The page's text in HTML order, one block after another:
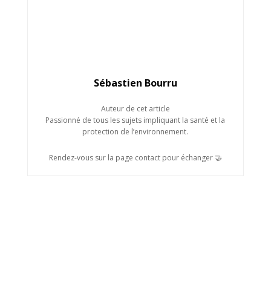
Sébastien Bourru
Auteur de cet article
Passionné de tous les sujets impliquant la santé et la
protection de l’environnement.
Rendez-vous sur la page contact pour échanger 🤝